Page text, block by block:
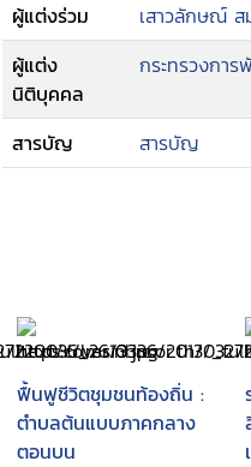
ผู้แต่งร่วม
เสาวลักษณ์ ส
ผู้แต่ง
นิติบุคคล
กระทรวงกา
สารบัญ สารบัญ
ฟื้นฟูชีวิตชุมชนท้องถิ่น :
ตำบลต้นแบบภาคกลาง
ตอนบน